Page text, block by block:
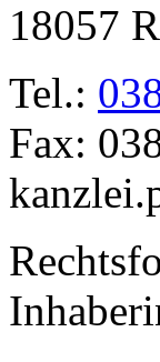
18057
Tel.:
Fax: